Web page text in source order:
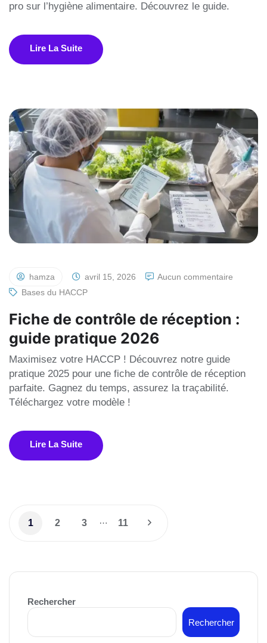
pro sur l’hygiène alimentaire. Découvrez le guide.
Lire La Suite
hamza avril 15, 2026
Aucun commentaire
Bases du HACCP
Fiche de contrôle de réception :
guide pratique 2026
Maximisez votre HACCP ! Découvrez notre guide
pratique 2025 pour une fiche de contrôle de réception
parfaite. Gagnez du temps, assurez la traçabilité.
Téléchargez votre modèle !
Lire La Suite
1 2 3 … 11
Rechercher
Rechercher